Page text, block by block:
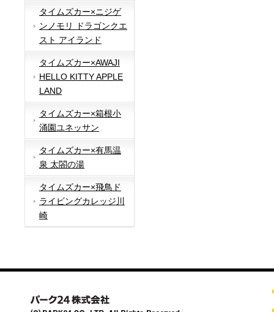
タイムズカー×ニジゲ
ンノモリ ドラゴンクエ
スト アイランド
タイムズカー×AWAJI
HELLO KITTY APPLE
LAND
タイムズカー×箱根小
涌園ユネッサン
タイムズカー×有馬温
泉 太閤の湯
タイムズカー×飛鳥ド
ライビングカレッジ川
崎